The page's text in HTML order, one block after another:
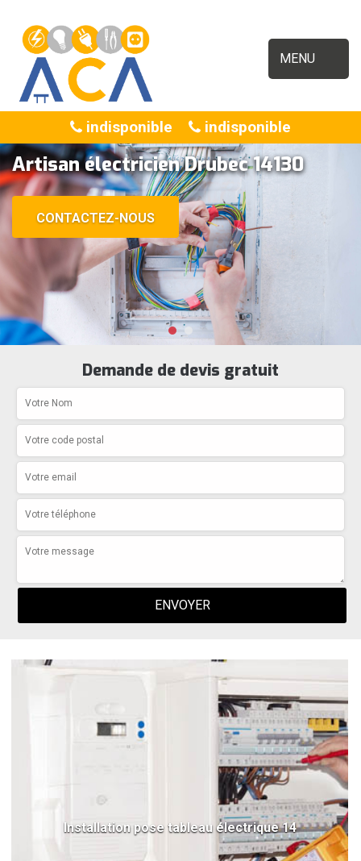
MENU
indisponible indisponible
Artisan électricien Drubec 14130
CONTACTEZ-NOUS
Demande de devis gratuit
Installation pose tableau électrique 14